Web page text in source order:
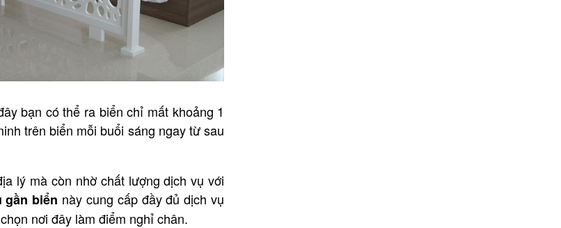
bạn có thể ra biển chỉ mất khoảng 1
trên biển mỗi buổi sáng ngay từ sau
lý mà còn nhờ chất lượng dịch vụ với
gần biển này cung cấp đầy đủ dịch vụ
nơi đây làm điểm nghỉ chân.